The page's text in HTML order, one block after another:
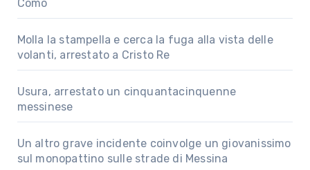
Como
Molla la stampella e cerca la fuga alla vista delle
volanti, arrestato a Cristo Re
Usura, arrestato un cinquantacinquenne
messinese
Un altro grave incidente coinvolge un giovanissimo
sul monopattino sulle strade di Messina